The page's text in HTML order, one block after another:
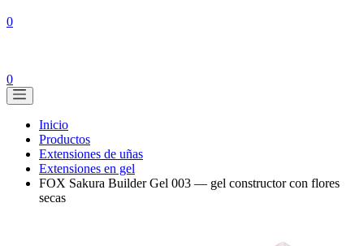
0
0
Inicio
Productos
Extensiones de uñas
Extensiones en gel
FOX Sakura Builder Gel 003 — gel constructor con flores
secas